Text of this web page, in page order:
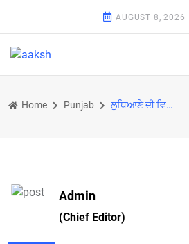
AUGUST 8, 2026
Home Punjab ਲੁਧਿਆਣੇ ਦੀ ਵਿਦਿਆਰਥਣ ਵੱਲੋਂ ਖਰੜ `ਚ ਫਾਹਾ ਲੈ ਕੇ ਖ਼ੁਦਕੁਸ਼ੀ
Admin
(Chief Editor)